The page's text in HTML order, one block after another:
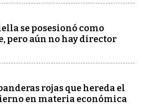
se posesionó como
pero aún no hay director
rojas que hereda el
en materia económica